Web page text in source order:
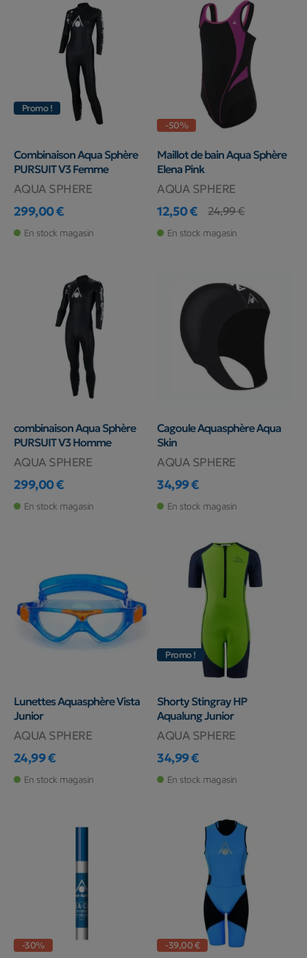
partenariat avec Michael Phelps, le nageur olympique ayant reçu
le plus de médailles.
Vous retrouverez sur
, un large choix de matériel
Aqua Sphere
combinaisons, lunettes
,maillot et bien d’autres.
Promo !
Combinaison Aqua Sphère
PURSUIT V3 Femme
AQUA SPHERE
Prix
299,00 €
En stock magasin
-50%
Maillot de bain Aqua Sphère
Elena Pink
AQUA SPHERE
Prix
12,50 €
Prix de base
24,99 €
En stock magasin
combinaison Aqua Sphère
PURSUIT V3 Homme
AQUA SPHERE
Prix
299,00 €
En stock magasin
Cagoule Aquasphère Aqua
Skin
AQUA SPHERE
Prix
34,99 €
En stock magasin
Lunettes Aquasphère Vista
Junior
AQUA SPHERE
Prix
24,99 €
En stock magasin
Promo !
Shorty Stingray HP
Aqualung Junior
AQUA SPHERE
Prix
34,99 €
En stock magasin
-30% -39,00 €